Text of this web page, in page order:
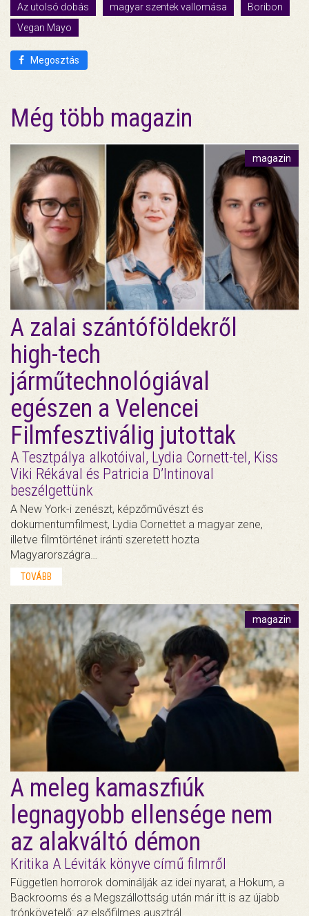
Az utolsó dobás
magyar szentek vallomása
Boribon
Vegan Mayo
Megosztás
Még több magazin
magazin
A zalai szántóföldekről
high-tech
járműtechnológiával
egészen a Velencei
Filmfesztiválig jutottak
A Tesztpálya alkotóival, Lydia Cornett-tel, Kiss
Viki Rékával és Patricia D’Intinoval
beszélgettünk
A New York-i zenészt, képzőművészt és
dokumentumfilmest, Lydia Cornettet a magyar zene,
illetve filmtörténet iránti szeretett hozta
Magyarországra…
TOVÁBB
magazin
A meleg kamaszfiúk
legnagyobb ellensége nem
az alakváltó démon
Kritika A Léviták könyve című filmről
Független horrorok dominálják az idei nyarat, a Hokum, a
Backrooms és a Megszállottság után már itt is az újabb
trónkövetelő: az elsőfilmes ausztrál…